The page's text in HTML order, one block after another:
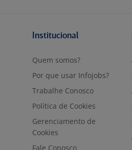
Institucional
Quem somos?
Por que usar Infojobs?
Trabalhe Conosco
Política de Cookies
Gerenciamento de
Cookies
Fale Conosco